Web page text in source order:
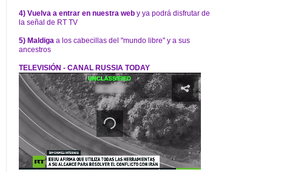
4) Vuelva a entrar en nuestra web y ya podrá disfrutar de
la señal de RT TV
5) Maldiga a los cabecillas del "mundo libre" y a sus
ancestros
TELEVISIÓN - CANAL RUSSIA TODAY